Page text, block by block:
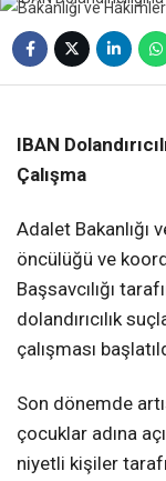
IBAN
Çalışma
Adalet Bakanlığı
öncülüğü ve
Başsavcılığı
dolandırıcılık
çalışması
Son dönemde
çocuklar adına
niyetli kişiler